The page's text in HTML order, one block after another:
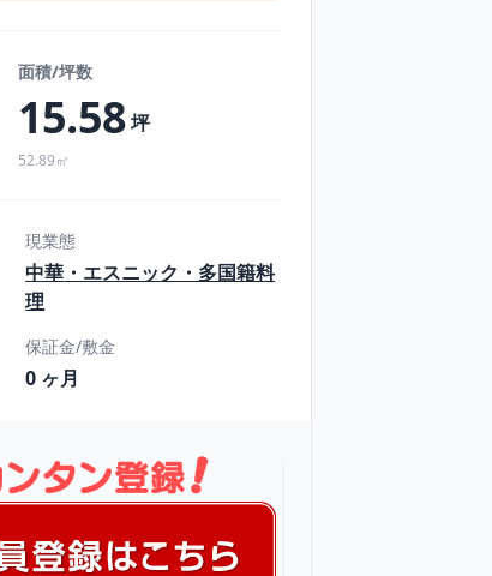
面積/坪数
15.58坪
52.89㎡
現業態
中華・エスニック・多国籍料
理
保証金/敷金
0 ヶ月